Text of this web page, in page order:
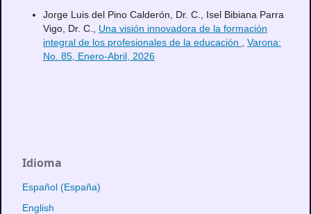
Jorge Luis del Pino Calderón, Dr. C., Isel Bibiana Parra
Vigo, Dr. C., Una visión innovadora de la formación
integral de los profesionales de la educación
Varona:
No. 85, Enero-Abril, 2026
Idioma
Español (España)
English